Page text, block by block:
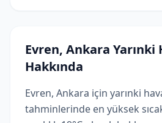
Evren, Ankara
Hakkında
Evren, Ankara için yarınki
tahminlerinde en yüksek